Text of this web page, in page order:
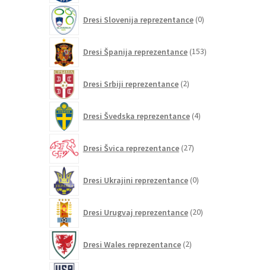
Dresi Slovenija reprezentance 0izdelkov
Dresi Španija reprezentance 153izdelkov
Dresi Srbiji reprezentance 2izdelka
Dresi Švedska reprezentance 4izdelki
Dresi Švica reprezentance 27izdelkov
Dresi Ukrajini reprezentance 0izdelkov
Dresi Urugvaj reprezentance 20izdelkov
Dresi Wales reprezentance 2izdelka